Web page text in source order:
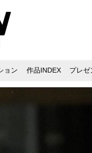
ョン 作品INDEX プレゼ